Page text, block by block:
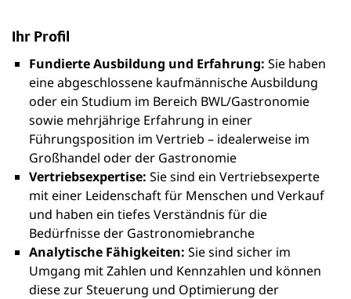
Ihr Profil
Fundierte Ausbildung und Erfahrung: Sie haben
eine abgeschlossene kaufmännische Ausbildung
oder ein Studium im Bereich BWL/Gastronomie
sowie mehrjährige Erfahrung in einer
Führungsposition im Vertrieb – idealerweise im
Großhandel oder der Gastronomie
Vertriebsexpertise: Sie sind ein Vertriebsexperte
mit einer Leidenschaft für Menschen und Verkauf
und haben ein tiefes Verständnis für die
Bedürfnisse der Gastronomiebranche
Analytische Fähigkeiten: Sie sind sicher im
Umgang mit Zahlen und Kennzahlen und können
diese zur Steuerung und Optimierung der